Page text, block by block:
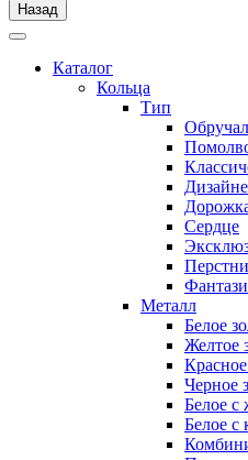
Назад
Каталог
Кольца
Тип
Сердце
Металл
Белое
Желтое
Черное
Белое с
Белое с